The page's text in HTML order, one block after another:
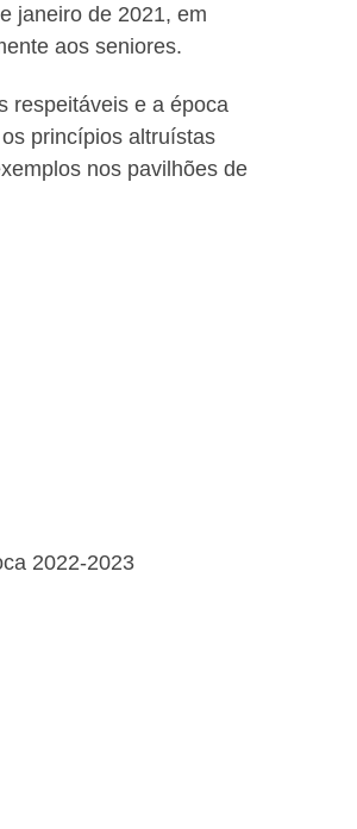
janeiro de 2021, em
aos seniores.
respeitáveis e a época
princípios altruístas
nos pavilhões de
2022-2023